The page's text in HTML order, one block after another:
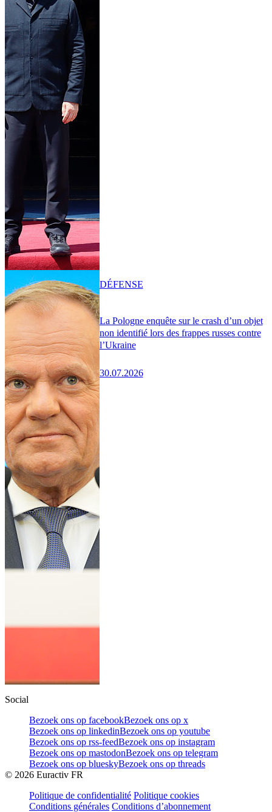
La Pologne enquête sur le crash d’un objet
non identifié lors des frappes russes contre
l’Ukraine
30.07.2026
DÉFENSE
Social
Bezoek ons op facebookBezoek ons op x
Bezoek ons op linkedinBezoek ons op youtube
Bezoek ons op rss-feedBezoek ons op instagram
Bezoek ons op mastodonBezoek ons op telegram
Bezoek ons op blueskyBezoek ons op threads
© 2026 Euractiv FR
Politique de confidentialité Politique cookies
Conditions générales Conditions d’abonnement